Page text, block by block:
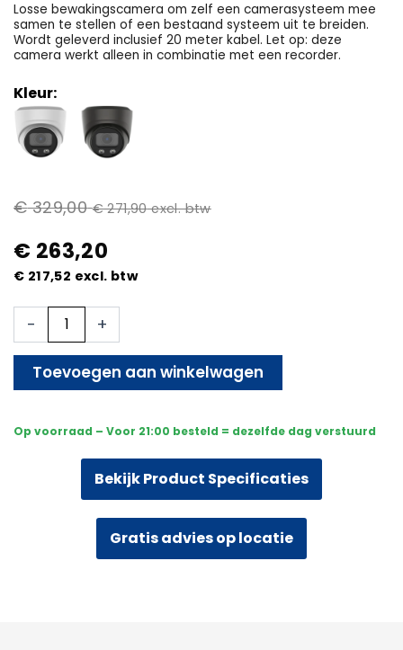
Losse bewakingscamera om zelf een camerasysteem mee
samen te stellen of een bestaand systeem uit te breiden.
Wordt geleverd inclusief 20 meter kabel. Let op: deze
camera werkt alleen in combinatie met een recorder.
Kleur:
€329,00 €271,90excl. btw
€ 263,20
€ 217,52 excl. btw
-
Beveiligingscamera
Sony
Full
+
Toevoegen aan winkelwagen
Op voorraad – Voor 21:00 besteld = dezelfde dag verstuurd
Bekijk Product Specificaties
Gratis advies op locatie